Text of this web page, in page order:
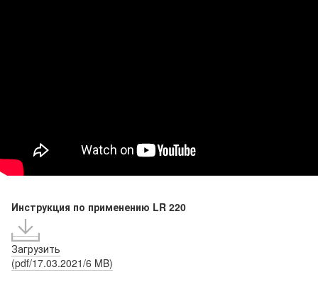
Инструкция по применению LR 220
Загрузить
(pdf/17.03.2021/6 MB)